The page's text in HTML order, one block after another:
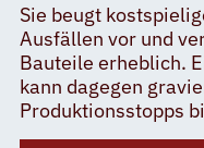
Sie beugt
Ausfällen vor und
Bauteile erheblich.
kann dagegen
Produktionsstopps